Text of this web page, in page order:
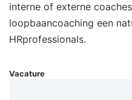
interne of externe
loopbaancoaching een
HRprofessionals.
Vacature